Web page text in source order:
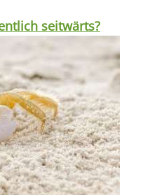
seitwärts?